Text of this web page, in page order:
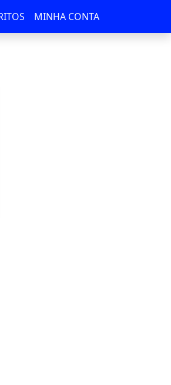
MINHA CONTA